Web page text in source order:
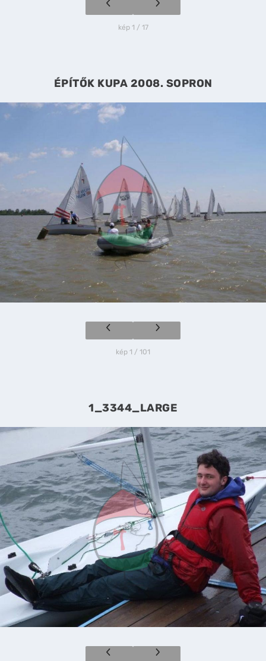
kép 1 / 17
ÉPÍTŐK KUPA 2008. SOPRON
kép 1 / 101
1_3344_LARGE